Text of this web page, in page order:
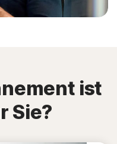
ist
Sie?